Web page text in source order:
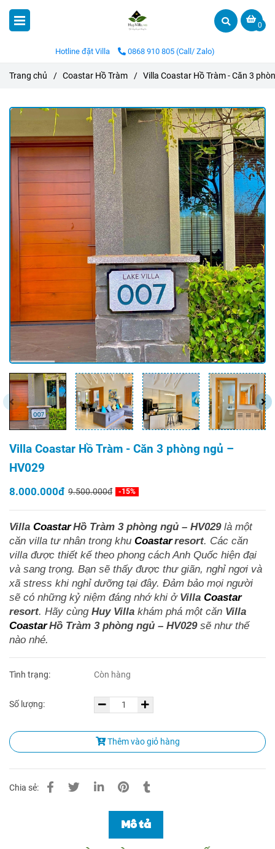
0
Hotline đặt Villa 0868 910 805 (Call/ Zalo)
Trang chủ / Coastar Hồ Tràm / Villa Coastar Hồ Tràm - Căn 3
Villa Coastar Hồ Tràm - Căn 3 phòng ngủ –
HV029
8.000.000đ 9.500.000đ -15%
Villa CoastarHồ Tràm 3 phòng ngủ – HV029là một
căn villa tư nhân trong khu Coastarresort. Các căn
villa được thiết kế theo phong cách Anh Quốc hiện đại
và sang trọng. Bạn sẽ thấy được thư giãn, nghỉ ngơi và
xã stress khi nghỉ dưỡng tại đây. Đảm bảo mọi người
sẽ có những kỷ niệm đáng nhớ khi ở Villa Coastar
resort. Hãy cùng Huy Villa khám phá một căn Villa
CoastarHồ Tràm 3 phòng ngủ – HV029sẽ như thế
nào nhé.
Tình trạng: Còn hàng
Số lượng:
Thêm vào giỏ hàng
Chia sẻ:
Mô tả